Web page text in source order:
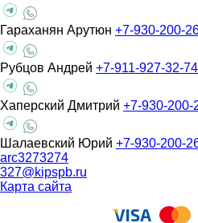
Гараханян Арутюн +7-930-200-
Рубцов Андрей +7-911-927-32-74
Хаперский Дмитрий +7-930-200-
Шалаевский Юрий +7-930-200-
arc3273274
327@kipspb.ru
Карта сайта